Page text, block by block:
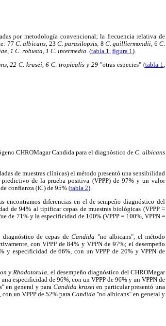
por metodología convencional; la frecuencia relativa de
77 C. albicans, 23C. parasilopsis, 8C. guilliermondii, 6C.
1 C. robusta, 1 C. intermedia. (tabla 1, figura 1).
22 C. krusei, 6 C. tropicalis y 29"otras especies" (tabla 1
CHROMagar Candida para el diagnóstico deC. albicans
de muestras clínicas) el método presentó una sensibilidad
de la prueba positiva (VPPP) de 97% y un valor
confianza (IC) de 95% (tabla 2).
encontramos diferencias en el de-sempeño diagnóstico del
de 94% al tipificar cepas de muestras biológicas (VPPP =
de 71% y la especificidad de 100% (VPPP = 100%, VPPN =
diagnóstico de cepas deCandida "no albicans", el método
con VPPP de 84% y VPPN de 97%; el desempeño
y especificidad de 66%, con un VPPP de 20% y VPPN de
yRhodotorula, el desempeño diagnóstico del CHROMagar
especificidad de 96%, con un VPPP de 96% y un VPPN de
en general y para Candida kruseien particular presentó una
un VPPP de 52% para Candida "no albicans" en general y